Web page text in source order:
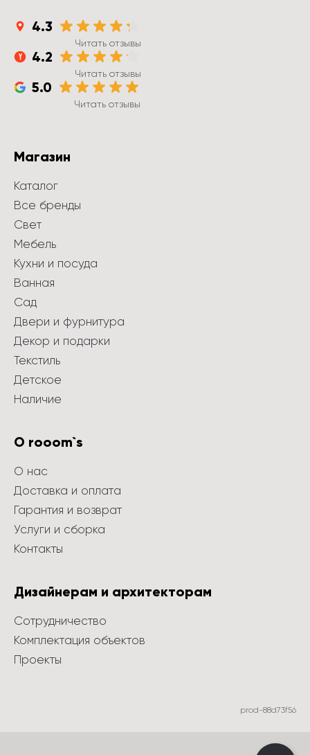
4.3
Читать отзывы
4.2
Читать отзывы
5.0
Читать отзывы
Магазин
Каталог
Все бренды
Свет
Мебель
Кухни и посуда
Ванная
Сад
Двери и фурнитура
Декор и подарки
Текстиль
Детское
Наличие
О rooom`s
О нас
Доставка и оплата
Гарантия и возврат
Услуги и сборка
Контакты
Дизайнерам и архитекторам
Сотрудничество
Комплектация объектов
Проекты
prod-88d73f56